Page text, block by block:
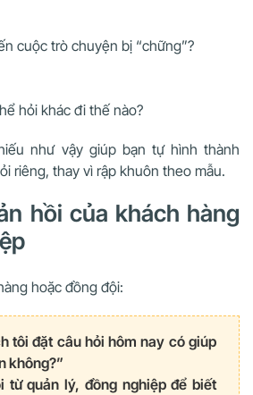
cuộc trò chuyện bị “chững”?
hỏi khác đi thế nào?
như vậy giúp bạn tự hình thành
riêng, thay vì rập khuôn theo mẫu.
hồi của khách hàng
hoặc đồng đội:
tôi đặt câu hỏi hôm nay có giúp
không?”
từ quản lý, đồng nghiệp để biết